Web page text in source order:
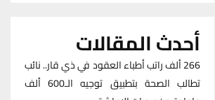
أحدث المقالات
266 ألف راتب أطباء العقود في ذي قار.. نائب
تطالب الصحة بتطبيق توجيه الـ600 ألف